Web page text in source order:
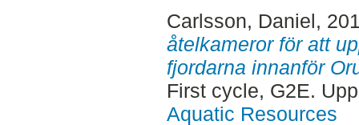
Carlsson, Daniel,
åtelkameror för att
fjordarna innanför
First cycle, G2E.
Aquatic Resources